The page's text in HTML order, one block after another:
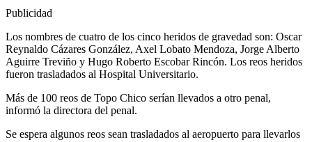
Publicidad
Los nombres de cuatro de los cinco heridos de gravedad son: Oscar
Reynaldo Cázares González, Axel Lobato Mendoza, Jorge Alberto
Aguirre Treviño y Hugo Roberto Escobar Rincón. Los reos heridos
fueron trasladados al Hospital Universitario.
Más de 100 reos de Topo Chico serían llevados a otro penal,
informó la directora del penal.
Se espera algunos reos sean trasladados al aeropuerto para llevarlos